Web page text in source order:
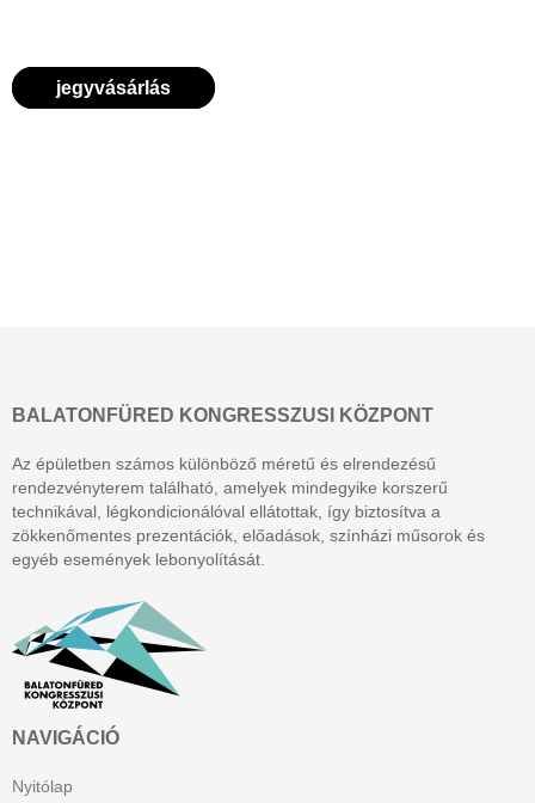
jegyvásárlás
BALATONFÜRED KONGRESSZUSI KÖZPONT
Az épületben számos különböző méretű és elrendezésű
rendezvényterem található, amelyek mindegyike korszerű
technikával, légkondicionálóval ellátottak, így biztosítva a
zökkenőmentes prezentációk, előadások, színházi műsorok és
egyéb események lebonyolítását.
NAVIGÁCIÓ
Nyitólap